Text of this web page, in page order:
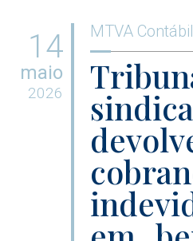
14
maio
2026
MTVA Contábil